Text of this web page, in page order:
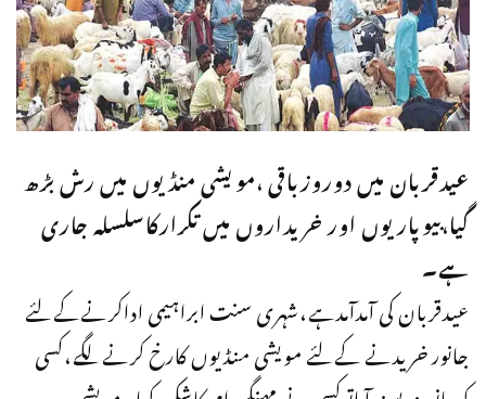
عیدقربان میں دوروزباقی ،مویشی منڈیوں میں رش بڑھ
گیا،بیوپاریوں اور خریداروں میں تکرارکاسلسلہ جاری
ہے۔
عیدقربان کی آمدآمدہے،شہری سنت ابراہیمی اداکرنےکےلئے
جانور خریدنے کےلئے مویشی منڈیوں کارخ کرنےلگے،کسی